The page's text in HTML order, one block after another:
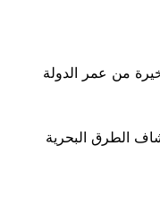
من عمر الدولة
الطرق البحرية